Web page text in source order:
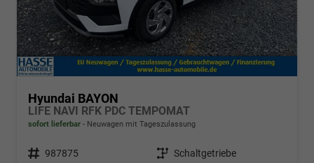
Hyundai BAYON
LIFE NAVI RFK PDC TEMPOMAT
sofort lieferbar Neuwagen mit Tageszulassung
Fahrzeugnr. 987875 Getriebe Schaltgetriebe